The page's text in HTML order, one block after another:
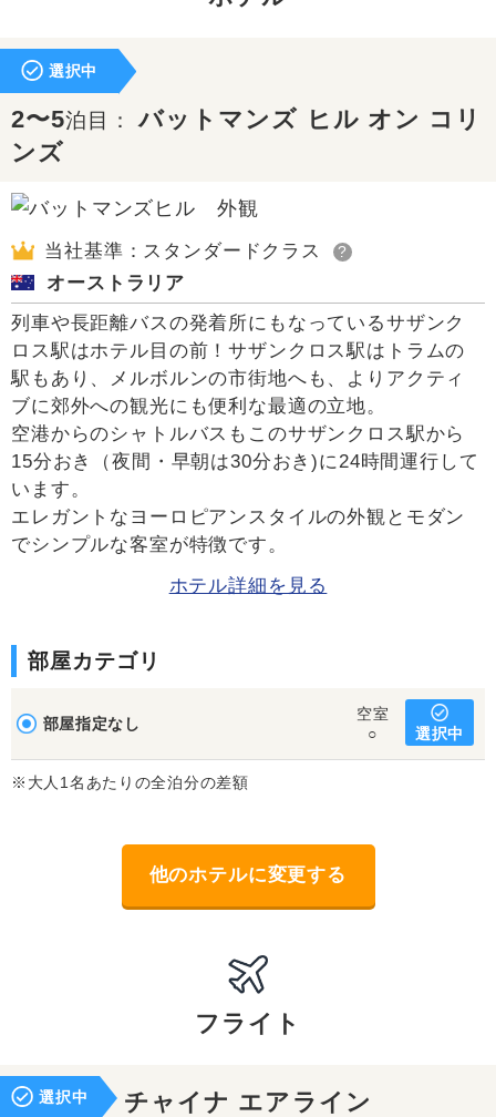
選択中
2〜5泊目：バットマンズ ヒル オン コリ
ンズ
当社基準：スタンダードクラス ?
オーストラリア
列車や長距離バスの発着所にもなっているサザンク
ロス駅はホテル目の前！サザンクロス駅はトラムの
駅もあり、メルボルンの市街地へも、よりアクティ
ブに郊外への観光にも便利な最適の立地。
空港からのシャトルバスもこのサザンクロス駅から
15分おき（夜間・早朝は30分おき)に24時間運行して
います。
エレガントなヨーロピアンスタイルの外観とモダン
でシンプルな客室が特徴です。
ホテル詳細を見る
部屋カテゴリ
部屋指定なし
空室
○
選択中
※大人1名あたりの全泊分の差額
他のホテルに変更する
フライト
選択中 チャイナ エアライン